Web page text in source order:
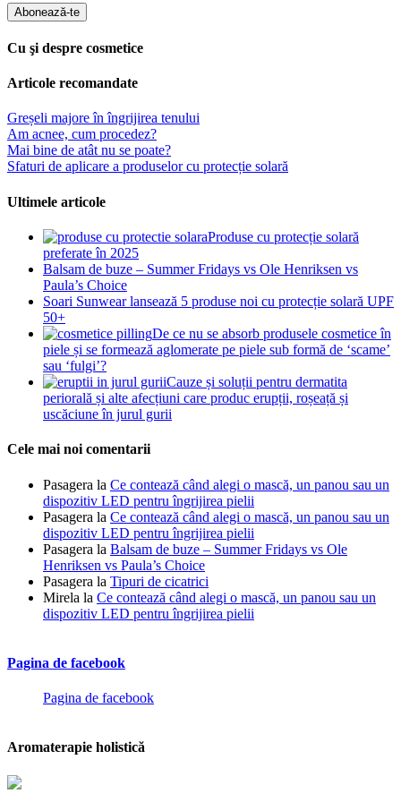
Abonează-te
Cu şi despre cosmetice
Articole recomandate
Greșeli majore în îngrijirea tenului
Am acnee, cum procedez?
Mai bine de atât nu se poate?
Sfaturi de aplicare a produselor cu protecție solară
Ultimele articole
Produse cu protecție solară
preferate în 2025
Balsam de buze – Summer Fridays vs Ole Henriksen vs
Paula’s Choice
Soari Sunwear lansează 5 produse noi cu protecție solară UPF
50+
De ce nu se absorb produsele cosmetice în
piele și se formează aglomerate pe piele sub formă de ‘scame’
sau ‘fulgi’?
Cauze și soluții pentru dermatita
periorală și alte afecțiuni care produc erupții, roșeață și
uscăciune în jurul gurii
Cele mai noi comentarii
Pasagera la Ce contează când alegi o mască, un panou sau un
dispozitiv LED pentru îngrijirea pielii
Pasagera la Ce contează când alegi o mască, un panou sau un
dispozitiv LED pentru îngrijirea pielii
Pasagera la Balsam de buze – Summer Fridays vs Ole
Henriksen vs Paula’s Choice
Pasagera la Tipuri de cicatrici
Mirela la Ce contează când alegi o mască, un panou sau un
dispozitiv LED pentru îngrijirea pielii
Pagina de facebook
Pagina de facebook
Aromaterapie holistică